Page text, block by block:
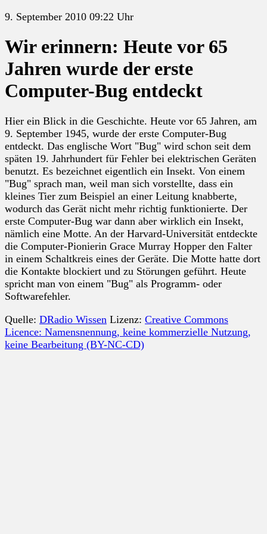
9. September 2010 09:22 Uhr
Wir erinnern: Heute vor 65
Jahren wurde der erste
Computer-Bug entdeckt
Hier ein Blick in die Geschichte. Heute vor 65 Jahren, am
9. September 1945, wurde der erste Computer-Bug
entdeckt. Das englische Wort "Bug" wird schon seit dem
späten 19. Jahrhundert für Fehler bei elektrischen Geräten
benutzt. Es bezeichnet eigentlich ein Insekt. Von einem
"Bug" sprach man, weil man sich vorstellte, dass ein
kleines Tier zum Beispiel an einer Leitung knabberte,
wodurch das Gerät nicht mehr richtig funktionierte. Der
erste Computer-Bug war dann aber wirklich ein Insekt,
nämlich eine Motte. An der Harvard-Universität entdeckte
die Computer-Pionierin Grace Murray Hopper den Falter
in einem Schaltkreis eines der Geräte. Die Motte hatte dort
die Kontakte blockiert und zu Störungen geführt. Heute
spricht man von einem "Bug" als Programm- oder
Softwarefehler.
Quelle: DRadio Wissen Lizenz: Creative Commons
Licence: Namensnennung, keine kommerzielle Nutzung,
keine Bearbeitung (BY-NC-CD)